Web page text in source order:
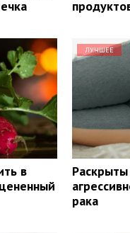
в
ЛУЧШЕЕ
Раскрыты
рака